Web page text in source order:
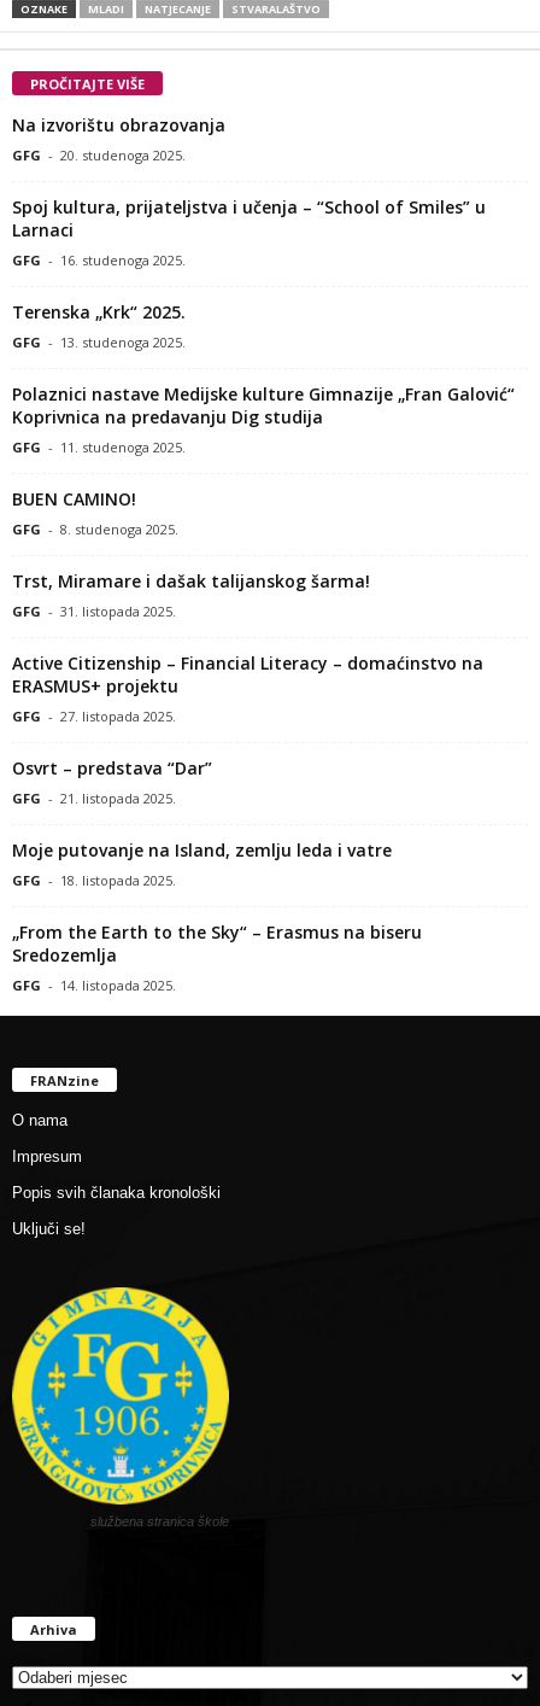
OZNAKE MLADI NATJECANJE STVARALAŠTVO
PROČITAJTE VIŠE
Na izvorištu obrazovanja
GFG - 20. studenoga 2025.
Spoj kultura, prijateljstva i učenja – “School of Smiles” u
Larnaci
GFG - 16. studenoga 2025.
Terenska „Krk“ 2025.
GFG - 13. studenoga 2025.
Polaznici nastave Medijske kulture Gimnazije „Fran Galović“
Koprivnica na predavanju Dig studija
GFG - 11. studenoga 2025.
BUEN CAMINO!
GFG - 8. studenoga 2025.
Trst, Miramare i dašak talijanskog šarma!
GFG - 31. listopada 2025.
Active Citizenship – Financial Literacy – domaćinstvo na
ERASMUS+ projektu
GFG - 27. listopada 2025.
Osvrt – predstava “Dar”
GFG - 21. listopada 2025.
Moje putovanje na Island, zemlju leda i vatre
GFG - 18. listopada 2025.
„From the Earth to the Sky“ – Erasmus na biseru
Sredozemlja
GFG - 14. listopada 2025.
FRANzine
O nama
Impresum
Popis svih članaka kronološki
Uključi se!
službena stranica škole
Arhiva